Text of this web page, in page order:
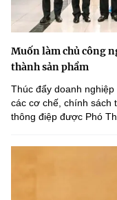
Muốn làm chủ công
thành sản phẩm
Thúc đẩy doanh
các cơ chế, chính sách
thông điệp được Phó